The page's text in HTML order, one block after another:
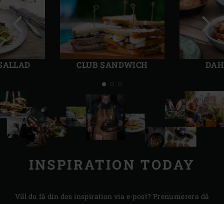
CLUB SANDWICH
Föregående
bild
bild
INSPIRATION TODAY
Vill du få din dos inspiration via e-post? Prenumerera då